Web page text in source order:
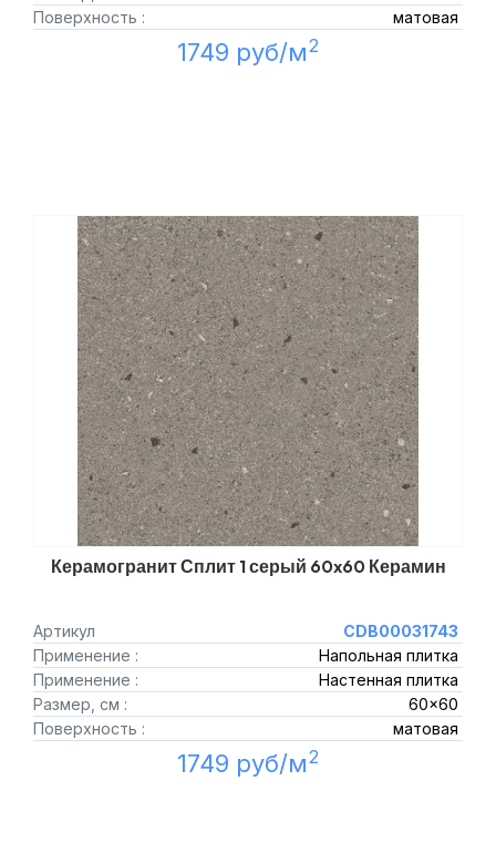
Поверхность :
матовая
1749 руб/м2
Керамогранит Сплит 1 серый 60x60 Керамин
Артикул
CDB00031743
Применение :
Напольная плитка
Применение :
Настенная плитка
Размер, см :
60x60
Поверхность :
матовая
1749 руб/м2